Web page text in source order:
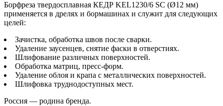
Борфреза твердосплавная КЕДР KEL1230/6 SC (Ø12 мм)
применяется в дрелях и бормашинах и служит для следующих
целей:
Зачистка, обработка швов после сварки.
Удаление заусенцев, снятие фаски в отверстиях.
Шлифование различных поверхностей.
Обработка матриц, пресс-форм.
Удаление облоя и крапа с металлических поверхностей.
Шлифовка труднодоступных мест.
Россия — родина бренда.